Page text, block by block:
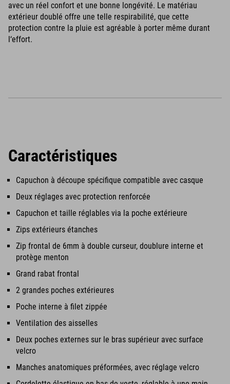
avec un réel confort et une bonne longévité. Le matériau
extérieur doublé offre une telle respirabilité, que cette
protection contre la pluie est agréable à porter même durant
l‘effort.
Caractéristiques
Capuchon à découpe spécifique compatible avec casque
Deux réglages avec protection renforcée
Capuchon et taille réglables via la poche extérieure
Zips extérieurs étanches
Zip frontal de 6mm à double curseur, doublure interne et
protège menton
Grand rabat frontal
2 grandes poches extérieures
Poche interne à filet zippée
Ventilation des aisselles
Deux poches externes sur le bras supérieur avec surface
velcro
Manches anatomiques préformées, avec réglage velcro